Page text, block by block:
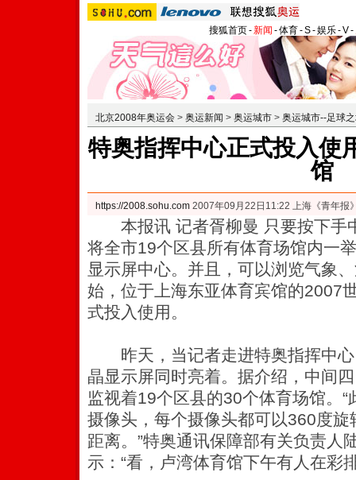
搜狐首页-新闻 -体育-S-娱乐-V-
北京2008年奥运会 > 奥运新闻 > 奥运城市 > 奥运城市--足球
特奥指挥中心正式投入使
馆
https://2008.sohu.com 2007年09月22日11:22 上海《青年报
本报讯 记者胥柳曼 只要按下手
将全市19个区县所有体育场馆内一
显示屏中心。并且，可以浏览气象
始，位于上海东亚体育宾馆的2007
式投入使用。
昨天，当记者走进特奥指挥中心
晶显示屏同时亮着。据介绍，中间
监视着19个区县的30个体育场馆。
摄像头，每个摄像头都可以360度
距离。”特奥通讯保障部有关负责人
示：“看，卢湾体育馆下午有人在彩